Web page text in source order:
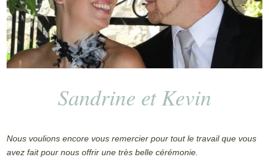
Sandrine et Kevin
Nous voulions encore vous remercier pour tout le travail que vous
avez fait pour nous offrir une très belle cérémonie.